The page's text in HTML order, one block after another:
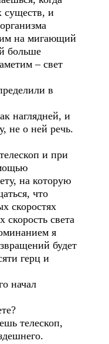
существ, и
на мигающий
больше
– свет
в
наглядней, и
не о ней речь.
и при
на которую
что
скоростях
света
я
будет
герц и
начал
телескоп,